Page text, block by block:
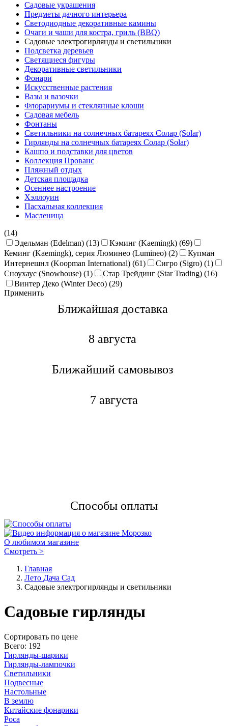
Садовые украшения
Предметы дачного интерьера
Светодиодные декоративные камины
Очаги и чаши для костра, гриль (BBQ)
Садовые электрогирлянды и светильники
Подсветка деревьев
Светящиеся фигуры
Декоративные светильники
Фонари
Искусственные растения
Вазы и вазочки
Флорариумы и стеклянные клоши
Садовая мебель
Фонтаны
Светильники на солнечных батареях Солар (Solar)
Гирлянды на солнечных батареях Солар (Solar)
Кашпо и подставки для цветов
Коллекция Прованс
Пляжный отдых
Детская площадка
Осеннее настроение
Хэллоуин
Пасхальная коллекция
Масленица
(14)
Эдельман (Edelman) (13)
Кэминг (Kaemingk) (69)
Кеминг (Kaemingk), серия Люминео (Lumineo) (2)
Купман
Интернешнл (Koopman International) (61)
Сигро (Sigro) (1)
Сноухаус (Snowhouse) (1)
Стар Трейдинг (Star Trading) (16)
Винтер Деко (Winter Deco) (29)
Применить
Ближайшая доставкa
8 августа
Ближайший самовывоз
7 августа
Способы оплаты
О любимом магазине
Смотреть >
Главная
Лето Дача Сад
Садовые электрогирлянды и светильники
Садовые гирлянды
Cортировать по цене
Всего: 192
Гирлянды-шарики
Гирлянды-лампочки
Светильники
Подвесные
Настольные
В землю
Китайские фонарики
Роса